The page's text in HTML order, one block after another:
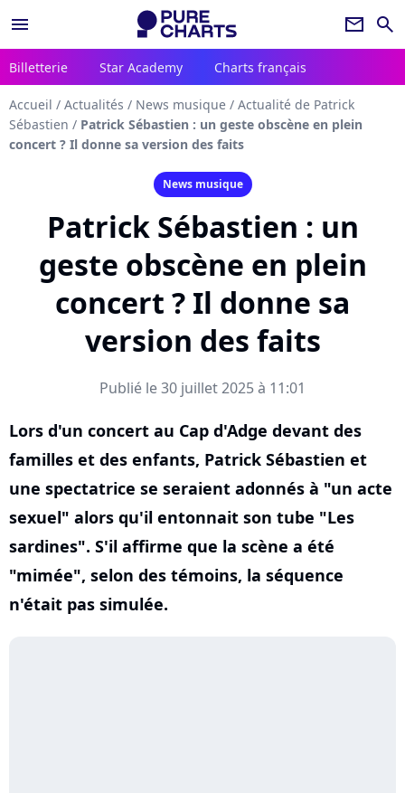
menu newsletter search
Billetterie Star Academy Charts français
Accueil / Actualités / News musique / Actualité de Patrick
Sébastien / Patrick Sébastien : un geste obscène en plein
concert ? Il donne sa version des faits
News musique
Patrick Sébastien : un
geste obscène en plein
concert ? Il donne sa
version des faits
Publié le 30 juillet 2025 à 11:01
Lors d'un concert au Cap d'Adge devant des
familles et des enfants, Patrick Sébastien et
une spectatrice se seraient adonnés à "un acte
sexuel" alors qu'il entonnait son tube "Les
sardines". S'il affirme que la scène a été
"mimée", selon des témoins, la séquence
n'était pas simulée.